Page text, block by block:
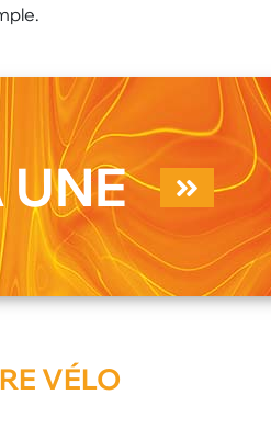
UNE
VÉLO